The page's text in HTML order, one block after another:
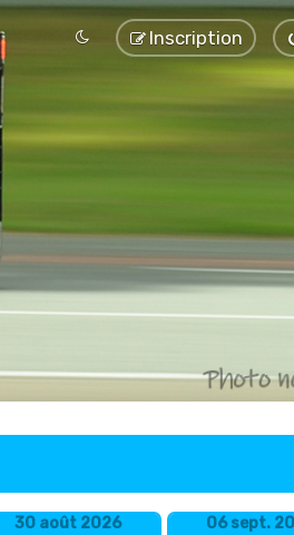
Inscription
30 août 2026 06 sept.